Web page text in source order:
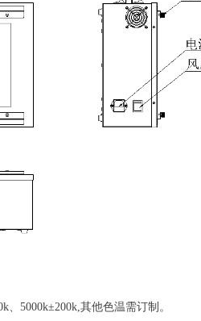
其他色温需订制。